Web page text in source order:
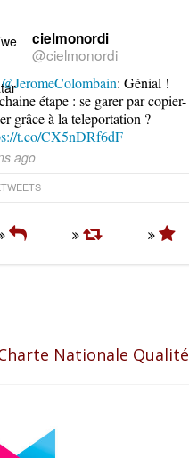
cielmonordi
@cielmonordi
@JeromeColombain: Génial !
étape : se garer par copier-
grâce à la teleportation ?
t.co/CX5nDRf6dF
ago
Nationale Qualité